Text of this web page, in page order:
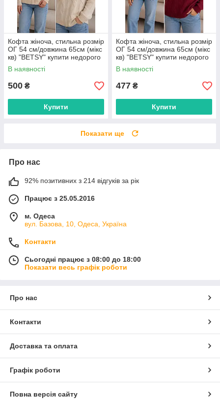
Кофта жіноча, стильна розмір
ОГ 54 см/довжина 65см (мікс
кв) "BETSY" купити недорого
від прямого постачальника
В наявності
500 ₴
Купити
Кофта жіноча, стильна розмір
ОГ 54 см/довжина 65см (мікс
кв) "BETSY" купити недорого
від прямого постачальника
В наявності
477 ₴
Купити
Показати ще
Про нас
92% позитивних з 214 відгуків за рік
Працює з 25.05.2016
м. Одеса
вул. Базова, 10, Одеса, Україна
Контакти
Сьогодні працює з 08:00 до 18:00
Показати весь графік роботи
Про нас
Контакти
Доставка та оплата
Графік роботи
Повна версія сайту